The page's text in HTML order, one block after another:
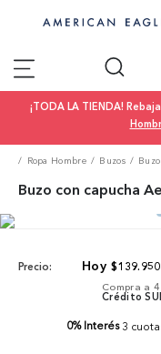
¡TODA LA TIENDA!
Ropa Hombre Buzos
Buzo con capucha Ae
Precio: $139. 950
Compra a 4
Crédito
0% Interés 3